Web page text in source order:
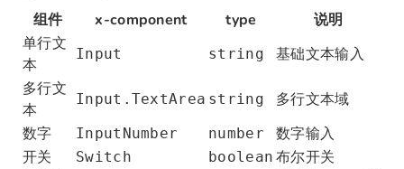
组件 x-component type
说明
单行文
本
Input string
基础文本输入
多行文
本
Input.TextArea string
多行文本域
数字
InputNumber number
数字输入
开关
Switch boolean 布尔开关